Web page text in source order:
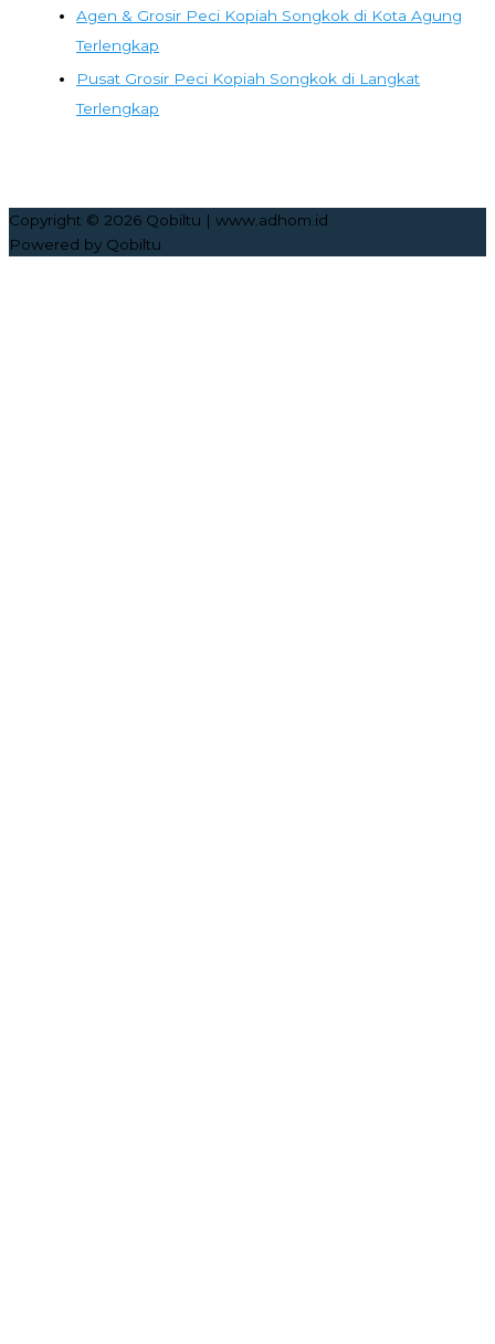
Agen & Grosir Peci Kopiah Songkok di Kota Agung
Terlengkap
Pusat Grosir Peci Kopiah Songkok di Langkat
Terlengkap
Copyright © 2026 Qobiltu | www.adhom.id
Powered by Qobiltu